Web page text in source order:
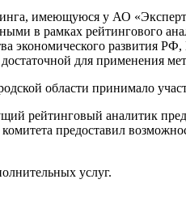
имеющуюся у АО
в рамках рейтингового
экономического развития
для применения
области принимало
рейтинговый аналитик
предоставил
услуг.